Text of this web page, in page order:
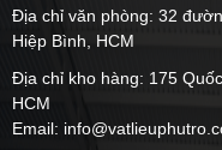
Địa chỉ văn phòng: 32
Hiệp Bình, HCM
Địa chỉ kho hàng: 175
HCM
Email: